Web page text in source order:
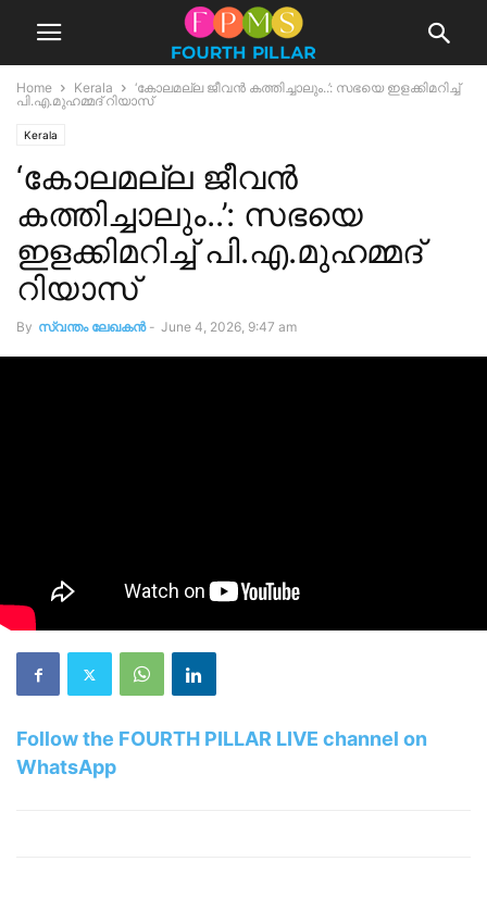
Home Kerala
‘കോലമല്ല ജീവൻ കത്തിച്ചാലും..’: സഭയെ ഇളക്കിമറിച്ച്
പി.എ.മുഹമ്മദ് റിയാസ്
Kerala
‘കോലമല്ല ജീവൻ
കത്തിച്ചാലും..’: സഭയെ
ഇളക്കിമറിച്ച് പി.എ.മുഹമ്മദ്
റിയാസ്
By സ്വന്തം ലേഖകന്‍ - June 4, 2026, 9:47 am
Follow the FOURTH PILLAR LIVE channel on
WhatsApp